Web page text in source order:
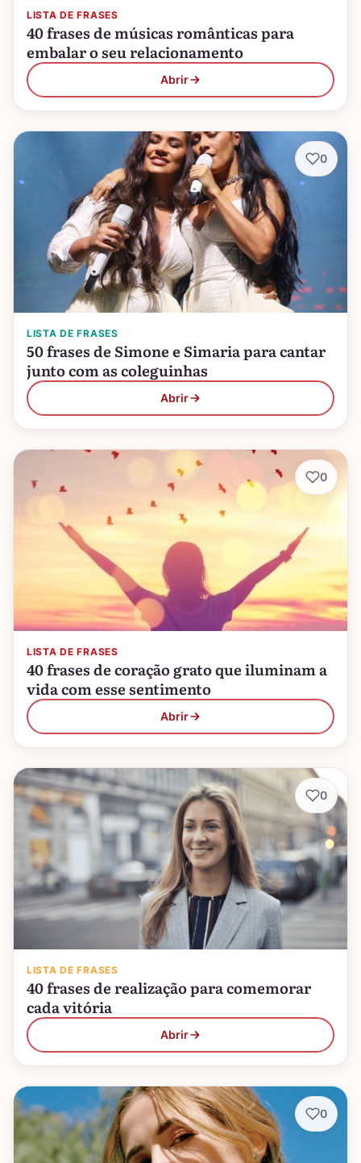
LISTA DE FRASES
40 frases de músicas românticas para
embalar o seu relacionamento
Abrir
LISTA DE FRASES
50 frases de Simone e Simaria para cantar
junto com as coleguinhas
Abrir
0
LISTA DE FRASES
40 frases de coração grato que iluminam a
vida com esse sentimento
Abrir
0
LISTA DE FRASES
40 frases de realização para comemorar
cada vitória
Abrir
0
0